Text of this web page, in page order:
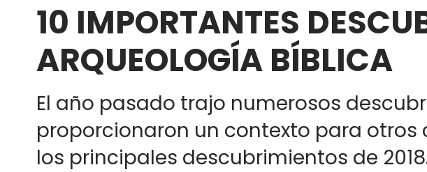
10 IMPORTANTES
ARQUEOLOGÍA BÍBLICA
El año pasado trajo numerosos
proporcionaron un contexto para otros
los principales descubrimientos de